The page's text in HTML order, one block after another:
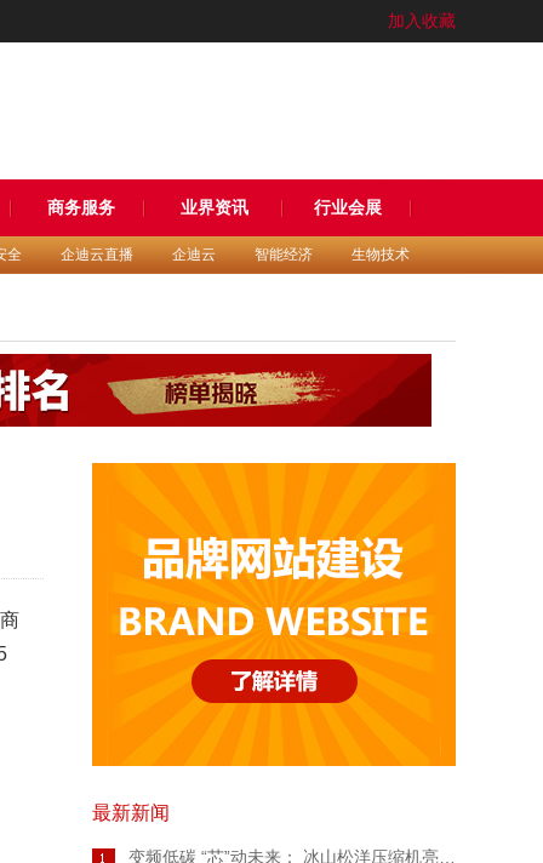
加入收藏
商务服务 业界资讯 行业会展
全 企迪云直播 企迪云 智能经济 生物技术
最新新闻